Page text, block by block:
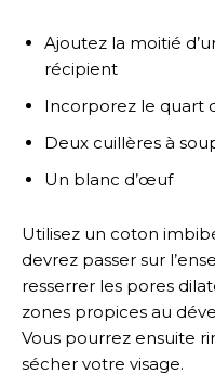
Ajoutez la moitié
récipient
Incorporez le quart
Deux cuillères à
Un blanc d’œuf
Utilisez un coton
devrez passer sur
resserrer les pores
zones propices au
Vous pourrez ensuite
sécher votre visage.